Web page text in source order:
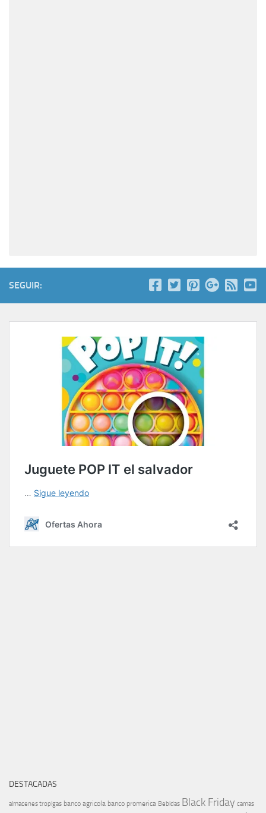
SEGUIR:
DESTACADAS
almacenes tropigas banco agricola banco promerica Bebidas Black Friday camas